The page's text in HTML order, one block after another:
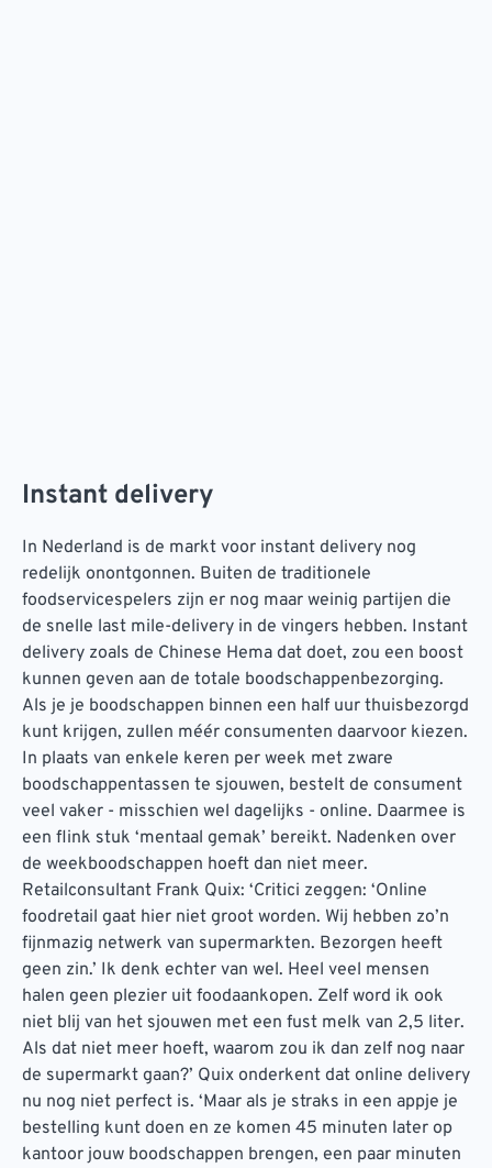
Instant delivery
In Nederland is de markt voor instant delivery nog
redelijk onontgonnen. Buiten de traditionele
foodservicespelers zijn er nog maar weinig partijen die
de snelle last mile-delivery in de vingers hebben. Instant
delivery zoals de Chinese Hema dat doet, zou een boost
kunnen geven aan de totale boodschappenbezorging.
Als je je boodschappen binnen een half uur thuisbezorgd
kunt krijgen, zullen méér consumenten daarvoor kiezen.
In plaats van enkele keren per week met zware
boodschappentassen te sjouwen, bestelt de consument
veel vaker - misschien wel dagelijks - online. Daarmee is
een flink stuk ‘mentaal gemak’ bereikt. Nadenken over
de weekboodschappen hoeft dan niet meer.
Retailconsultant Frank Quix: ‘Critici zeggen: ‘Online
foodretail gaat hier niet groot worden. Wij hebben zo’n
fijnmazig netwerk van supermarkten. Bezorgen heeft
geen zin.’ Ik denk echter van wel. Heel veel mensen
halen geen plezier uit foodaankopen. Zelf word ik ook
niet blij van het sjouwen met een fust melk van 2,5 liter.
Als dat niet meer hoeft, waarom zou ik dan zelf nog naar
de supermarkt gaan?’ Quix onderkent dat online delivery
nu nog niet perfect is. ‘Maar als je straks in een appje je
bestelling kunt doen en ze komen 45 minuten later op
kantoor jouw boodschappen brengen, een paar minuten